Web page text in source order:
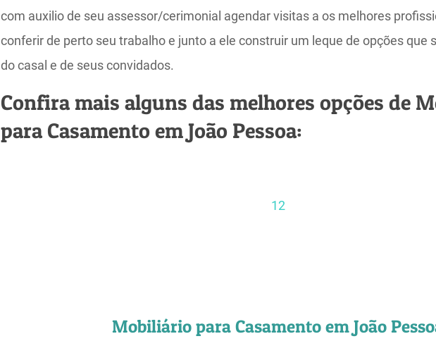
com auxilio de seu assessor/cerimonial agendar visitas a os melhores
conferir de perto seu trabalho e junto a ele construir um leque de opções que
do casal e de seus convidados.
Confira mais alguns das melhores opções de
para Casamento em João Pessoa:
12
Mobiliário para Casamento em João